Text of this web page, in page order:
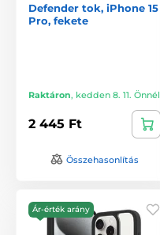
Defender tok, iPhone 15
Pro, fekete
Raktáron, kedden 8. 11. Önnél
2 445 Ft
Összehasonlítás
Ár-érték arány